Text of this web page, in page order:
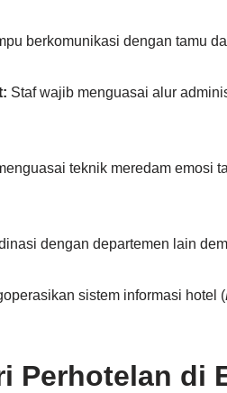
berkomunikasi dengan tamu
Staf wajib menguasai alur
teknik meredam emosi
dengan departemen lain
sistem informasi hotel (
Perhotelan di